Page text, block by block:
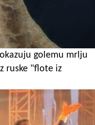
golemu mrlju
ruske "flote iz